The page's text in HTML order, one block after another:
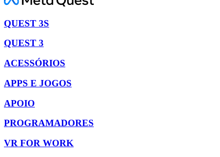
QUEST 3S
QUEST 3
ACESSÓRIOS
APPS E JOGOS
APOIO
PROGRAMADORES
VR FOR WORK